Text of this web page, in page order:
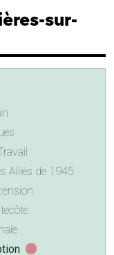
sur-
Alliés de 1945